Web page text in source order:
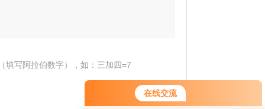
在线交流
填写阿拉伯数字），如：三加四=7